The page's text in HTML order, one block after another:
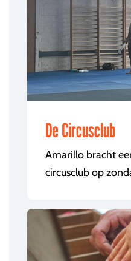
De Circusclub
Amarillo bracht
circusclub op